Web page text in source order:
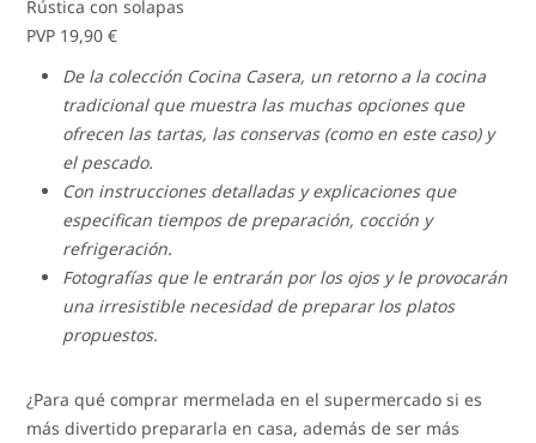
Rústica con solapas
PVP 19,90 €
De la colección Cocina Casera, un retorno a la cocina
tradicional que muestra las muchas opciones que
ofrecen las tartas, las conservas (como en este caso) y
el pescado.
Con instrucciones detalladas y explicaciones que
especifican tiempos de preparación, cocción y
refrigeración.
Fotografías que le entrarán por los ojos y le provocarán
una irresistible necesidad de preparar los platos
propuestos.
¿Para qué comprar mermelada en el supermercado si es
más divertido prepararla en casa, además de ser más